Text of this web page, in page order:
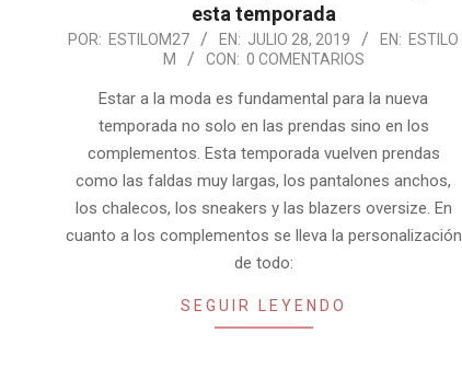
esta temporada
2019-
POR: ESTILOM27 EN: JULIO 28, 2019 EN: ESTILO
M
CON: 0 COMENTARIOS
Estar a la moda es fundamental para la nueva
temporada no solo en las prendas sino en los
complementos. Esta temporada vuelven prendas
como las faldas muy largas, los pantalones anchos,
los chalecos, los sneakers y las blazers oversize. En
cuanto a los complementos se lleva la personalización
de todo:
SEGUIR LEYENDO